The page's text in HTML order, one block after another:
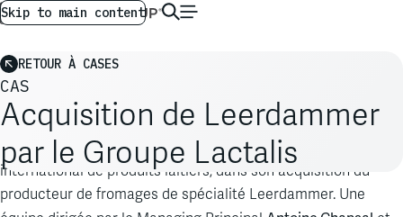
Skip to main content
AG GLOBAL FR
RETOUR À CASES
CAS
Acquisition de Leerdammer
par le Groupe Lactalis
Analysis Group a accompagné le groupe Lactalis, fabricant
international de produits laitiers, dans son acquisition du
producteur de fromages de spécialité Leerdammer. Une